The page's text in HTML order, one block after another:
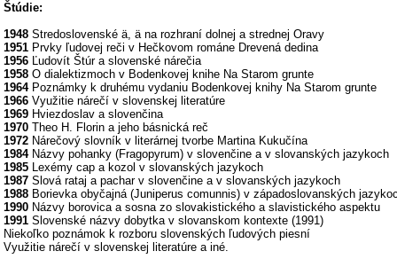
Štúdie:
1948 Stredoslovenské ä, ä na rozhraní dolnej a strednej Oravy
1951 Prvky ľudovej reči v Hečkovom románe Drevená dedina
1956 Ľudovít Štúr a slovenské nárečia
1958 O dialektizmoch v Bodenkovej knihe Na Starom grunte
1964Poznámky k druhému vydaniu Bodenkovej knihy Na Starom grunte
1966 Využitie nárečí v slovenskej literatúre
1969 Hviezdoslav a slovenčina
1970 Theo H. Florin a jeho básnická reč
1972 Nárečový slovník v literárnej tvorbe Martina Kukučína
1984Názvy pohanky (Fragopyrum) v slovenčine a v slovanských jazykoch
1985 Lexémy cap a kozol v slovanských jazykoch
1987 Slová rataj a pachar v slovenčine a v slovanských jazykoch
1988 Borievka obyčajná (Juniperus comunnis) v západoslovanských
1990 Názvy borovica a sosna zo slovakistického a slavistického aspektu
1991 Slovenské názvy dobytka v slovanskom kontexte (1991)
Niekoľko poznámok k rozboru slovenských ľudových piesní
Využitie nárečí v slovenskej literatúre a iné.